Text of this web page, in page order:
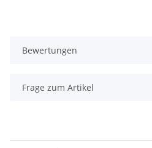
Bewertungen
Frage zum Artikel